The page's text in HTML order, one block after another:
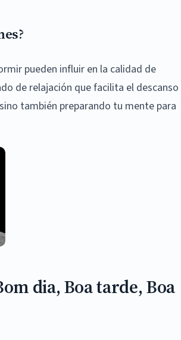
pueden influir en la calidad de
de relajación que facilita el descanso
también preparando tu mente para
dia, Boa tarde, Boa